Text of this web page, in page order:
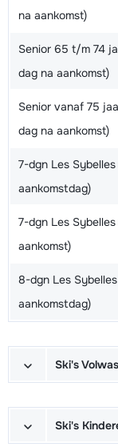
na aankomst)
Senior 65 t/m 74
dag na aankomst)
Senior vanaf 75
dag na aankomst)
7-dgn Les
aankomstdag)
7-dgn Les
aankomst)
8-dgn Les
aankomstdag)
Ski's
Schoenen +
Ski's